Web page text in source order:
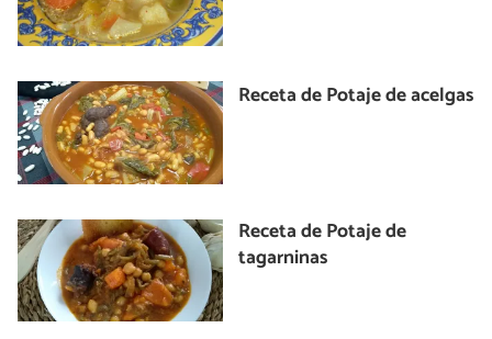
Receta de Potaje de acelgas
Receta de Potaje de
tagarninas